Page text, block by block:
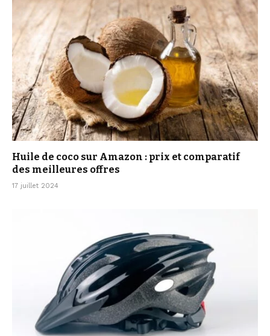
Huile de coco sur Amazon : prix et comparatif
des meilleures offres
17 juillet 2024